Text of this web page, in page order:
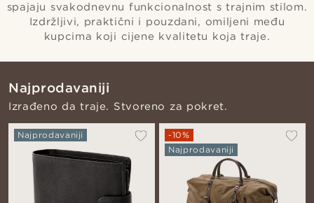
spajaju svakodnevnu funkcionalnost s trajnim stilom.
Izdržljivi, praktični i pouzdani, omiljeni među
kupcima koji cijene kvalitetu koja traje.
Najprodavaniji
Izrađeno da traje. Stvoreno za pokret.
Najprodavaniji
-10%
Najprodavaniji